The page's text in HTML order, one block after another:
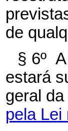
de
§ 6º
estará
geral
pela Lei